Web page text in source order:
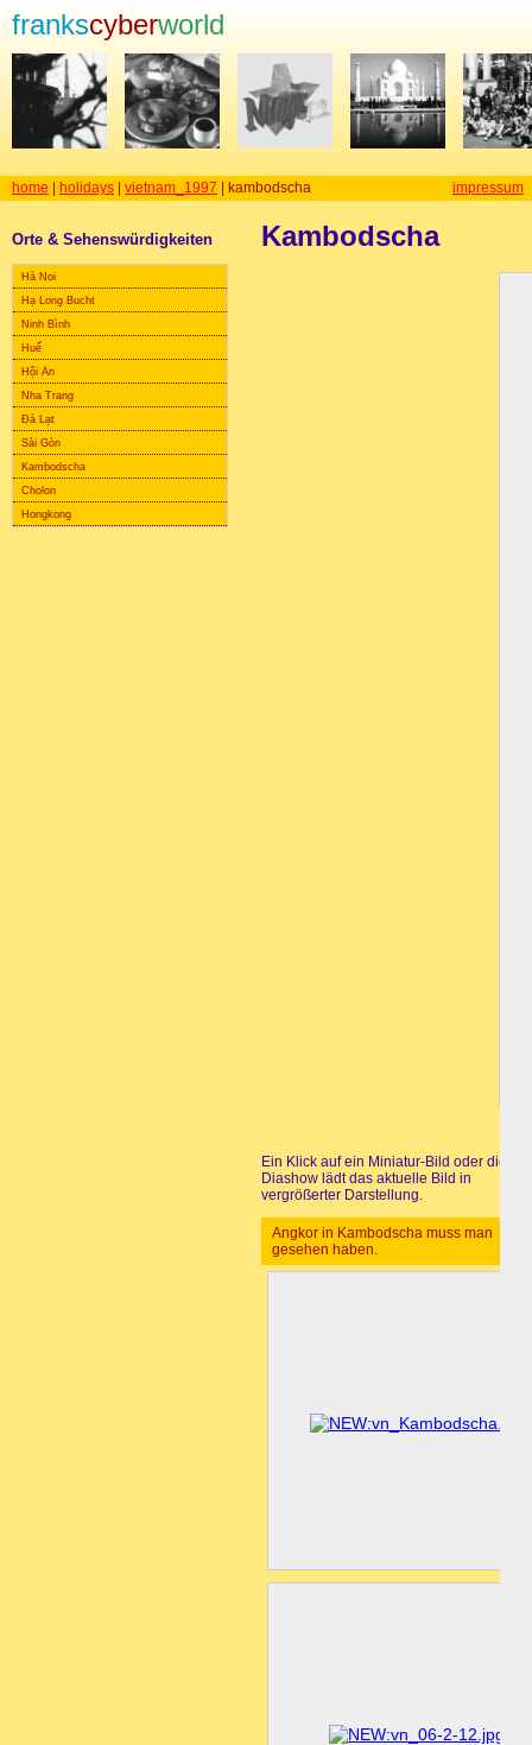
frankscyberworld
home holidays vietnam_1997 | kambodscha impressum
Orte & Sehenswürdigkeiten
Hà Noi
Hạ Long Bucht
Ninh Bình
Huế
Hội An
Nha Trang
Đà Lạt
Sài Gòn
Kambodscha
Cholon
Hongkong
Kambodscha
Ein Klick auf ein Miniatur-Bild oder die
Diashow lädt das aktuelle Bild in
vergrößerter Darstellung.
Angkor in Kambodscha muss man
gesehen haben.